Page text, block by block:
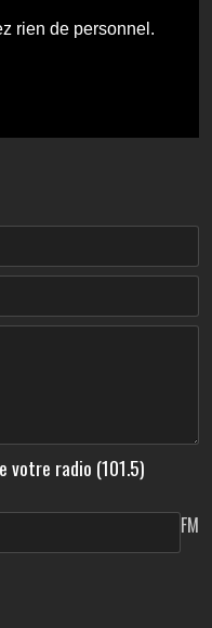
votre radio (101.5)
FM